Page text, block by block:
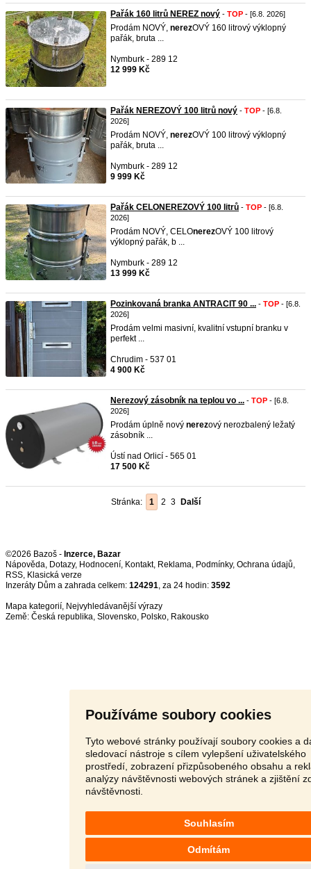
Používáme soubory cookies
Tyto webové stránky používají soubory cookies a
sledovací nástroje s cílem vylepšení uživatelského
prostředí, zobrazení přizpůsobeného obsahu a
analýzy návštěvnosti webových stránek a zjištění
návštěvnosti.
Souhlasím
Odmítám
Pařák 160 litrů NEREZ nový - TOP - [6.8. 2026]
Prodám NOVÝ, nerezOVÝ 160 litrový výklopný
pařák, bruta ...
Nymburk - 289 12
12 999 Kč
Pařák NEREZOVÝ 100 litrů nový - TOP - [6.8.
2026]
Prodám NOVÝ, nerezOVÝ 100 litrový výklopný
pařák, bruta ...
Nymburk - 289 12
9 999 Kč
Pařák CELONEREZOVÝ 100 litrů - TOP - [6.8.
2026]
Prodám NOVÝ, CELOnerezOVÝ 100 litrový
výklopný pařák, b ...
Nymburk - 289 12
13 999 Kč
Pozinkovaná branka ANTRACIT 90 ... - TOP - [6.8.
2026]
Prodám velmi masivní, kvalitní vstupní branku v
perfekt ...
Chrudim - 537 01
4 900 Kč
Nerezový zásobník na teplou vo ... - TOP - [6.8.
2026]
Prodám úplně nový nerezový nerozbalený ležatý
zásobník ...
Ústí nad Orlicí - 565 01
17 500 Kč
Stránka: 1 2 3 Další
©2026 Bazoš - Inzerce, Bazar
Nápověda, Dotazy, Hodnocení, Kontakt, Reklama, Podmínky, Ochrana údajů,
RSS,
Inzeráty Dům a zahrada celkem: 124291, za 24 hodin: 3592
Mapa kategorií, Nejvyhledávanější výrazy
Země: Česká republika, Slovensko, Polsko, Rakousko